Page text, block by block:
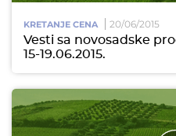
KRETANJE CENA 20/06/2015
Vesti sa novosadske
15-19.06.2015.